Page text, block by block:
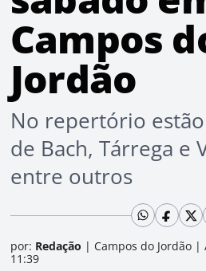
Campos
Jordão
No repertório
de Bach, Tárrega e
entre outros
por: Redação | Campos do Jordão |
11:39